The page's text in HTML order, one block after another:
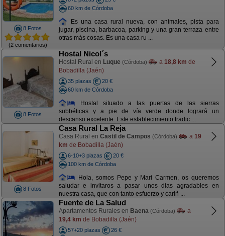
8 Fotos
(2 comentarios)
60 km de Córdoba
Es una casa rural nueva, con animales, pista para
jugar, piscina, barbacoa, parking y una gran terraza entre
otras más cosas. Es una casa ru ...
8 Fotos
Hostal Nicol´s
Hostal Rural en Luque (Córdoba) a 18,8 km de
Bobadilla (Jaén)
35 plazas
20 €
60 km de Córdoba
Hostal situado a las puertas de las sierras
subbéticas y a pie de vía verde donde logrará un
descanso excelente. Este establecimiento tradic ...
8 Fotos
Casa Rural La Reja
Casa Rural en Castil de Campos (Córdoba) a 19
km de Bobadilla (Jaén)
6-10+3 plazas
20 €
100 km de Córdoba
Hola, somos Pepe y Mari Carmen, os queremos
saludar e invitaros a pasar unos dias agradables en
nuestra casa, que con tanto esfuerzo y cariñ ...
Fuente de La Salud
Apartamentos Rurales en Baena (Córdoba)
a
19,4 km de Bobadilla (Jaén)
57+20 plazas
26 €